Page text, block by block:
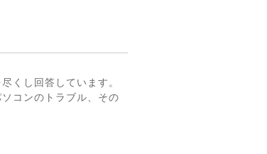
くし回答しています。
コンのトラブル、その